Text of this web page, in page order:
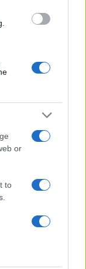
or
to
ο Δένδιας
στο Ecofin
διαφυγής
της ΔΕΘ
Μαρινάκης
των